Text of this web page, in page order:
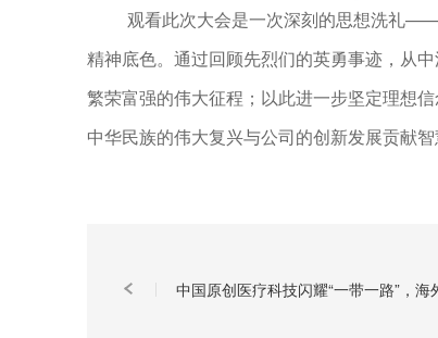
观看此次大会是一次深刻的思想洗礼
精神底色。通过回顾先烈们的英勇事迹，从
繁荣富强的伟大征程；以此进一步坚定理想
中华民族的伟大复兴与公司的创新发展贡献智
中国原创医疗科技闪耀“一带一路”，海外华文媒体聚焦海